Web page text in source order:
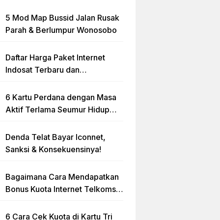
5 Mod Map Bussid Jalan Rusak
Parah & Berlumpur Wonosobo
Daftar Harga Paket Internet
Indosat Terbaru dan
6 Kartu Perdana dengan Masa
Aktif Terlama Seumur Hidup
Denda Telat Bayar Iconnet,
Sanksi & Konsekuensinya!
Bagaimana Cara Mendapatkan
Bonus Kuota Internet Telkomsel
6 Cara Cek Kuota di Kartu Tri